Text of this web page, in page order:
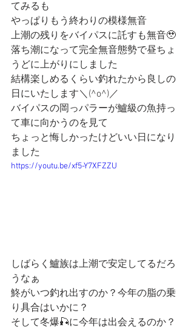
てみるも
やっぱりもう終わりの模様無音
上潮の残りをバイパスに託すも無音🥹
落ち潮になって完全無音態勢で昼ちょ
うどに上がりにしました
結構楽しめるくらい釣れたから良しの
日にいたします＼(^o^)／
バイパスの岡っパラーが鱸級の魚持っ
て車に向かうのを見て
ちょっと悔しかったけどいい日になり
ました
https://youtu.be/xf5-Y7XFZZU
しばらく鱸族は上潮で安定してるだろ
うなぁ
鮗がいつ釣れ出すのか？今年の脂の乗
り具合はいかに？
そして冬爆🎣に今年は出会えるのか？